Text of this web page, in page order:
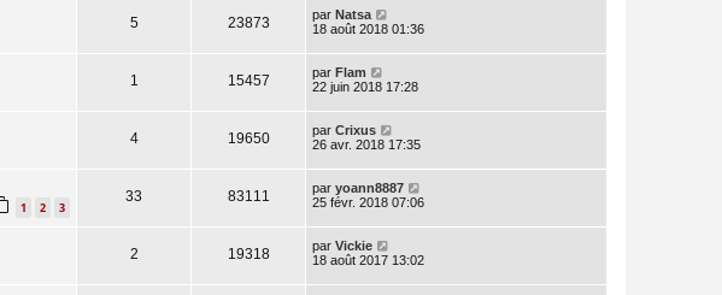
5 23873 par Natsa
18 août 2018 01:36
1 15457 par Flam
22 juin 2018 17:28
4 19650 par Crixus
26 avr. 2018 17:35
1 2 3
33 83111 par yoann8887
25 févr. 2018 07:06
2 19318 par Vickie
18 août 2017 13:02